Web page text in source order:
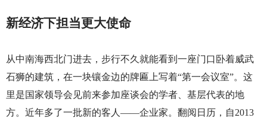
新经济下担当更大使命
从中南海西北门进去，步行不久就能看到一座门口卧着威武
石狮的建筑，在一块镶金边的牌匾上写着“第一会议室”。这
里是国家领导会见前来参加座谈会的学者、基层代表的地
方。近年多了一批新的客人——企业家。翻阅日历，自2013